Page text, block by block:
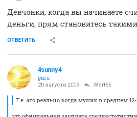
Девчонки, когда вы начинаете
деньги, прям становитесь
ОТВЕТИТЬ
4sunny4
guru
20 августа 2009 Wert55
Т.е. это реально когда мужик в среднем 12-